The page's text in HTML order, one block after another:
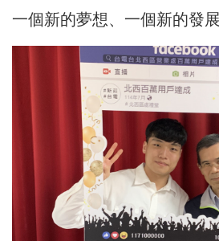
一個新的夢想、一個新的發展